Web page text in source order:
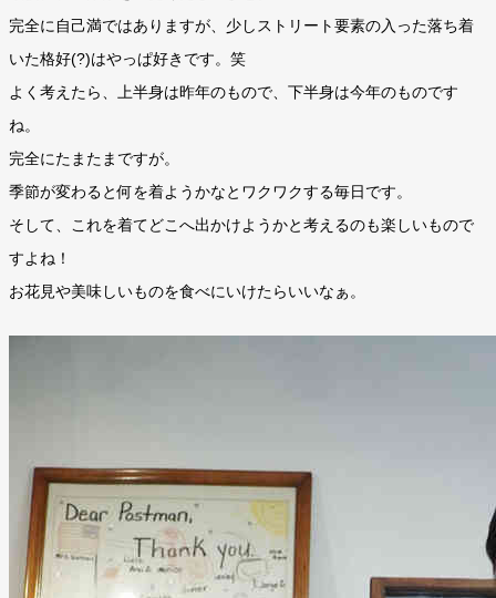
完全に自己満ではありますが、少しストリート要素の入った落ち着
いた格好(?)はやっぱ好きです。笑
よく考えたら、上半身は昨年のもので、下半身は今年のものです
ね。
完全にたまたまですが。
季節が変わると何を着ようかなとワクワクする毎日です。
そして、これを着てどこへ出かけようかと考えるのも楽しいもので
すよね！
お花見や美味しいものを食べにいけたらいいなぁ。